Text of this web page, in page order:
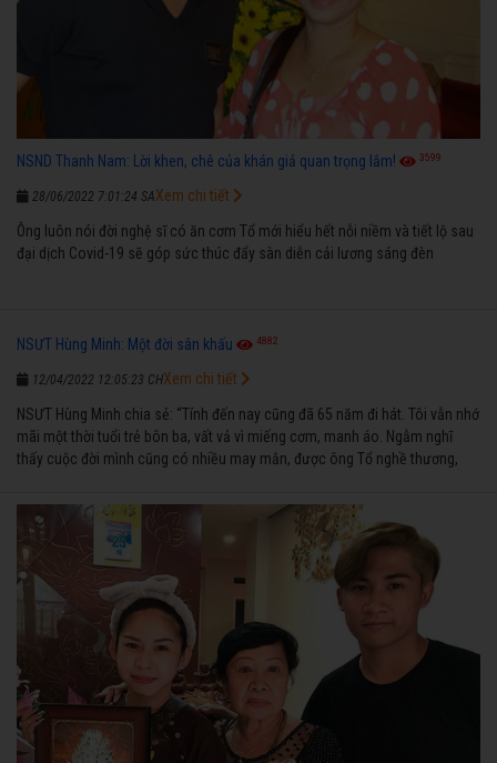
NSND Thanh Nam: Lời khen, chê của khán giả quan trọng lắm! 3599
28/06/2022 7:01:24 SA
Ông luôn nói đời nghệ sĩ có ăn cơm Tổ mới hiểu hết nỗi niềm và tiết lộ sau
đại dịch Covid-19 sẽ góp sức thúc đẩy sàn diễn cải lương sáng đèn
Xem chi tiết
NSƯT Hùng Minh: Một đời sân khấu 4882
12/04/2022 12:05:23 CH
NSƯT Hùng Minh chia sẻ: “Tính đến nay cũng đã 65 năm đi hát. Tôi vẫn nhớ
mãi một thời tuổi trẻ bôn ba, vất vả vì miếng cơm, manh áo. Ngẫm nghĩ
thấy cuộc đời mình cũng có nhiều may mắn, được ông Tổ nghề thương,
ngược nhận được những cơ may để từng bước thành danh với nghiệp ca
diễn”.
Xem chi tiết